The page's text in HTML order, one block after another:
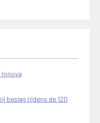
Innova
beslag tijdens de 120